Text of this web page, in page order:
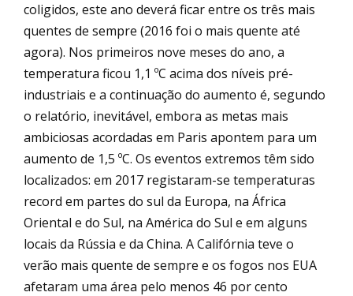
coligidos, este ano deverá ficar entre os três mais
quentes de sempre (2016 foi o mais quente até
agora). Nos primeiros nove meses do ano, a
temperatura ficou 1,1 ºC acima dos níveis pré-
industriais e a continuação do aumento é, segundo
o relatório, inevitável, embora as metas mais
ambiciosas acordadas em Paris apontem para um
aumento de 1,5 ºC. Os eventos extremos têm sido
localizados: em 2017 registaram-se temperaturas
record em partes do sul da Europa, na África
Oriental e do Sul, na América do Sul e em alguns
locais da Rússia e da China. A Califórnia teve o
verão mais quente de sempre e os fogos nos EUA
afetaram uma área pelo menos 46 por cento